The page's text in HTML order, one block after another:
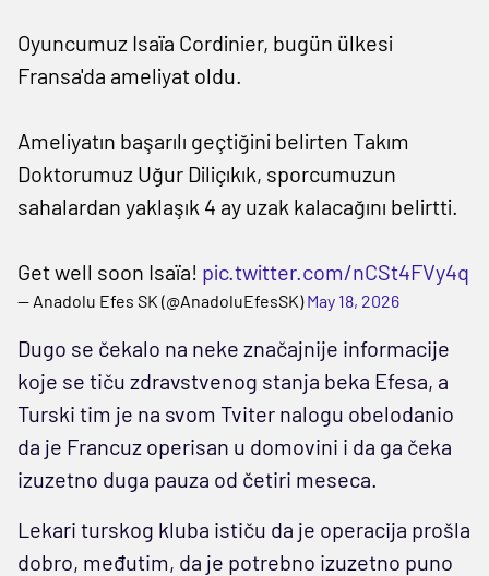
Oyuncumuz Isaïa Cordinier, bugün ülkesi
Fransa'da ameliyat oldu.
Ameliyatın başarılı geçtiğini belirten Takım
Doktorumuz Uğur Diliçıkık, sporcumuzun
sahalardan yaklaşık 4 ay uzak kalacağını belirtti.
Get well soon Isaïa! pic.twitter.com/nCSt4FVy4q
— Anadolu Efes SK (@AnadoluEfesSK)May 18, 2026
Dugo se čekalo na neke značajnije informacije
koje se tiču zdravstvenog stanja beka Efesa, a
Turski tim je na svom Tviter nalogu obelodanio
da je Francuz operisan u domovini i da ga čeka
izuzetno duga pauza od četiri meseca.
Lekari turskog kluba ističu da je operacija prošla
dobro, međutim, da je potrebno izuzetno puno